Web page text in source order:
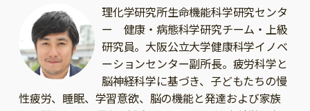
0歳
1歳
2歳
3歳
年中
年長
小学1年生
小学2年生
小学3年生
小学4年生
特集
こそだてニュース
イベント
そだち＆まなび
理化学研究所生命機能科学研究センタ
ー 健康・病態科学研究チーム・上級
研究員。大阪公立大学健康科学イノベ
ーションセンター副所長。疲労科学と
脳神経科学に基づき、子どもたちの慢
性疲労、睡眠、学習意欲、脳の機能と発達および家族